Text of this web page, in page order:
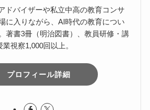
ドバイザーや私立中高の教育コンサ
に入りながら、AI時代の教育につい
著書3冊（明治図書）、教員研修・講
視察1,000回以上。
プロフィール詳細